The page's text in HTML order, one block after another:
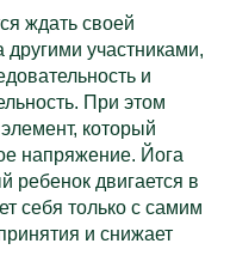
ждать своей
другими участниками,
и
При этом
который
напряжение. Йога
ребенок двигается в
себя только с самим
и снижает